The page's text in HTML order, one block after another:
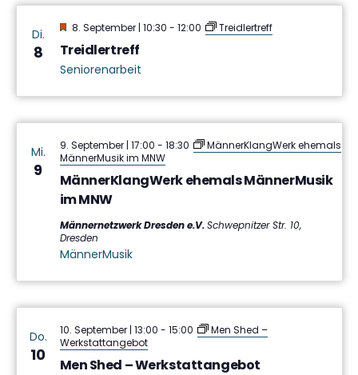
Di.
8 Treidlertreff
Hervorgehoben
8. September | 10:30 - 12:00 Treidlertreff
Seniorenarbeit
Mi.
9
MännerKlangWerk ehemals MännerMusik
im MNW
9. September | 17:00 - 18:30
MännerKlangWerk ehemals
MännerMusik im MNW
Männernetzwerk Dresden e.V.Schwepnitzer Str. 10,
Dresden
MännerMusik
Do.
10
Men Shed – Werkstattangebot
10. September | 13:00 - 15:00
Men Shed –
Werkstattangebot